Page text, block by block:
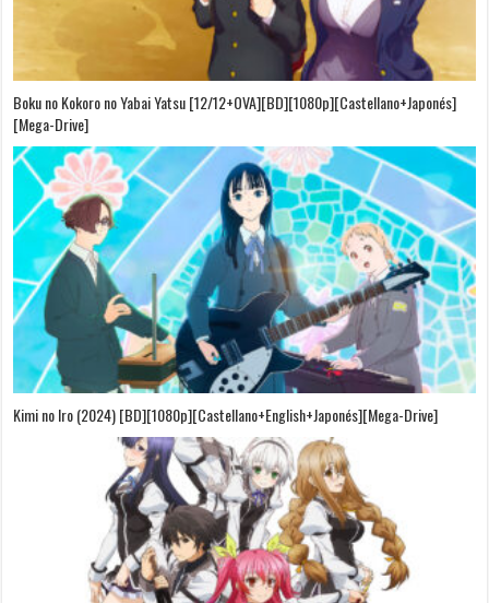
Boku no Kokoro no Yabai Yatsu [12/12+OVA][BD][1080p][Castellano+Japonés]
[Mega-Drive]
Kimi no Iro (2024) [BD][1080p][Castellano+English+Japonés][Mega-Drive]